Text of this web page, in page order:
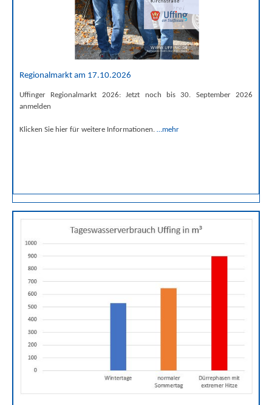
Regionalmarkt am 17.10.2026
Uffinger Regionalmarkt 2026: Jetzt noch bis 30. September 2026
anmelden
Klicken Sie hier für weitere Informationen. …mehr